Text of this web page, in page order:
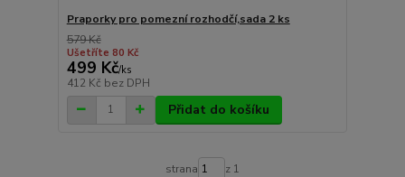
Praporky pro pomezní rozhodčí,sada 2 ks
579 Kč
Ušetříte 80 Kč
499 Kč/ks
412 Kč bez DPH
Přidat do košíku
strana z 1